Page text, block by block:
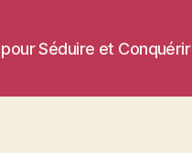
Séduire et Conquérir